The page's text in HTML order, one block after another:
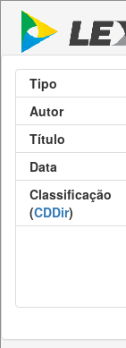
Tipo
Autor
Título
Data
Classificação
(CDDir)